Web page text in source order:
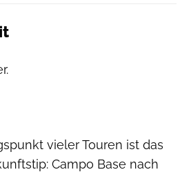
vieler Touren ist das
Campo Base nach